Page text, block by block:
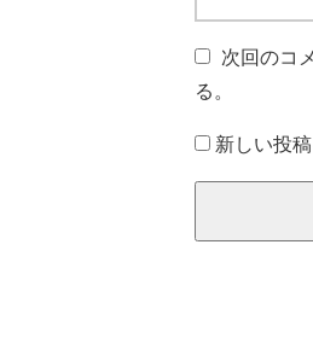
次回のコ
る。
新しい投